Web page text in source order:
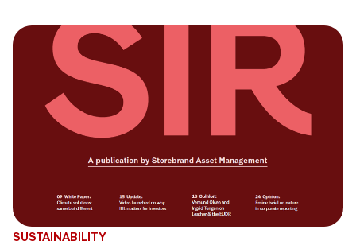
SUSTAINABILITY